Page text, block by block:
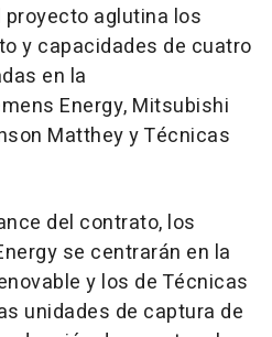
proyecto aglutina los
y capacidades de cuatro
en la
Energy, Mitsubishi
Matthey y Técnicas
del contrato, los
se centrarán en la
y los de Técnicas
unidades de captura de